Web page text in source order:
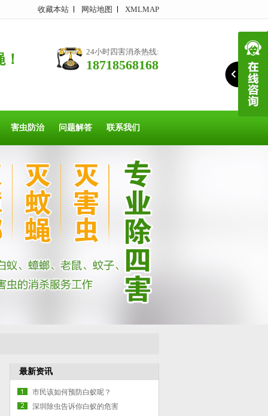
收藏本站 网站地图 XMLMAP
24小时四害消杀热线:
18718568168
害虫防治 问题解答 联系我们
最新资讯
市民该如何预防白蚁呢？
深圳除虫告诉你白蚁的危害